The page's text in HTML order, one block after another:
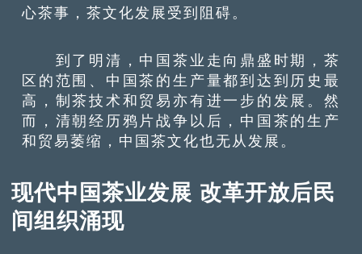
心茶事，茶文化发展受到阻碍。
到了明清，中国茶业走向鼎盛时期，茶
区的范围、中国茶的生产量都到达到历史最
高，制茶技术和贸易亦有进一步的发展。然
而，清朝经历鸦片战争以后，中国茶的生产
和贸易萎缩，中国茶文化也无从发展。
现代中国茶业发展 改革开放后民
间组织涌现